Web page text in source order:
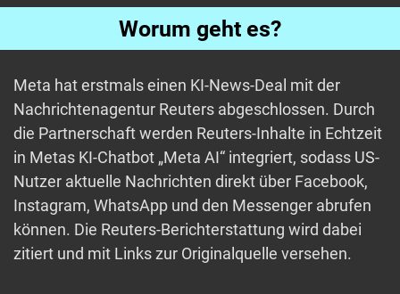
Worum geht es?
Meta hat erstmals einen KI-News-Deal mit der
Nachrichtenagentur Reuters abgeschlossen. Durch
die Partnerschaft werden Reuters-Inhalte in Echtzeit
in Metas KI-Chatbot „Meta AI“ integriert, sodass US-
Nutzer aktuelle Nachrichten direkt über Facebook,
Instagram, WhatsApp und den Messenger abrufen
können. Die Reuters-Berichterstattung wird dabei
zitiert und mit Links zur Originalquelle versehen.